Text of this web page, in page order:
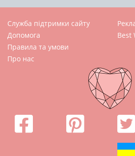
Служба підтримки сайту
Допомога
Правила та умови
Про нас
Best